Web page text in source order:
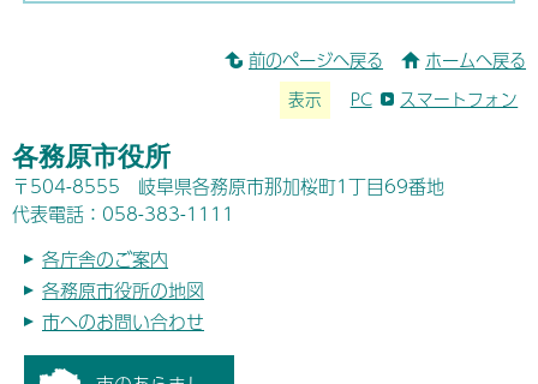
前のページへ戻る ホームへ戻る
表示 PC スマートフォン
各務原市役所
〒504-8555 岐阜県各務原市那加桜町1丁目69番地
代表電話：058-383-1111
各庁舎のご案内
各務原市役所の地図
市へのお問い合わせ